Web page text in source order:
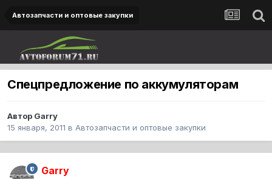
Автозапчасти и оптовые закупки
Спецпредложение по аккумуляторам
Автор Garry
15 января, 2011 в Автозапчасти и оптовые закупки
Garry